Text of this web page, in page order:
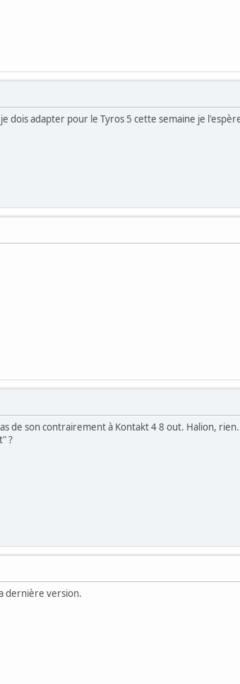
dois adapter pour le Tyros 5 cette semaine je
de son contrairement à Kontakt 4 8 out. Halion, rien.
?
dernière version.